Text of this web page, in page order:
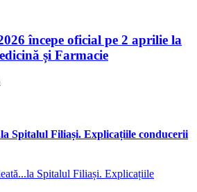
începe oficial pe 2 aprilie la
și Farmacie
Spitalul Filiași. Explicațiile conducerii